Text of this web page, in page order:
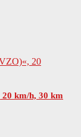
Betriebserlaubnis (ABE)
km/h, 30 km